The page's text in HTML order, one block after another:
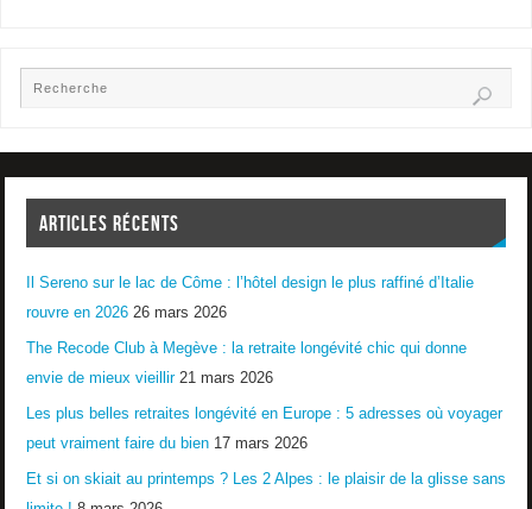
ARTICLES RÉCENTS
Il Sereno sur le lac de Côme : l’hôtel design le plus raffiné d’Italie
rouvre en 2026 26 mars 2026
The Recode Club à Megève : la retraite longévité chic qui donne
envie de mieux vieillir 21 mars 2026
Les plus belles retraites longévité en Europe : 5 adresses où voyager
peut vraiment faire du bien 17 mars 2026
Et si on skiait au printemps ? Les 2 Alpes : le plaisir de la glisse sans